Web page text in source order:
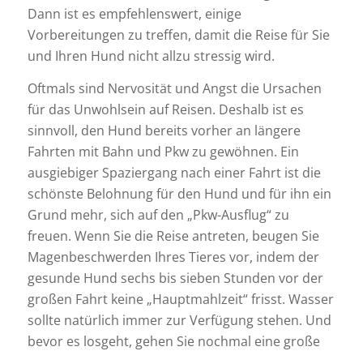
Dann ist es empfehlenswert, einige
Vorbereitungen zu treffen, damit die Reise für Sie
und Ihren Hund nicht allzu stressig wird.
Oftmals sind Nervosität und Angst die Ursachen
für das Unwohlsein auf Reisen. Deshalb ist es
sinnvoll, den Hund bereits vorher an längere
Fahrten mit Bahn und Pkw zu gewöhnen. Ein
ausgiebiger Spaziergang nach einer Fahrt ist die
schönste Belohnung für den Hund und für ihn ein
Grund mehr, sich auf den „Pkw-Ausflug“ zu
freuen. Wenn Sie die Reise antreten, beugen Sie
Magenbeschwerden Ihres Tieres vor, indem der
gesunde Hund sechs bis sieben Stunden vor der
großen Fahrt keine „Hauptmahlzeit“ frisst. Wasser
sollte natürlich immer zur Verfügung stehen. Und
bevor es losgeht, gehen Sie nochmal eine große